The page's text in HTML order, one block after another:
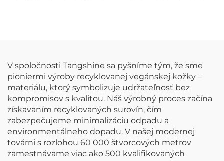
V spoločnosti Tangshine sa pyšníme tým, že sme
pioniermi výroby recyklovanej vegánskej kožky –
materiálu, ktorý symbolizuje udržateľnosť bez
kompromisov s kvalitou. Náš výrobný proces začína
získavaním recyklovaných surovín, čím
zabezpečujeme minimalizáciu odpadu a
environmentálneho dopadu. V našej modernej
továrni s rozlohou 60 000 štvorcových metrov
zamestnávame viac ako 500 kvalifikovaných